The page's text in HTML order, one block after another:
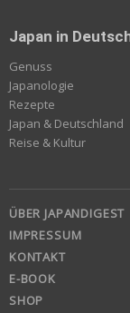
Japan in
Genuss
Japanologie
Rezepte
Japan & Deutschland
Reise & Kultur
ÜBER JAPANDIGEST
IMPRESSUM
KONTAKT
E-BOOK
SHOP